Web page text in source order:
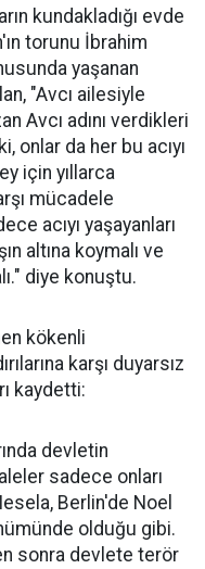
kundakladığı evde
torunu İbrahim
yaşanan
"Avcı ailesiyle
Avcı adını verdikleri
onlar da her bu acıyı
için yıllarca
mücadele
acıyı yaşayanları
altına koymalı ve
diye konuştu.
kökenli
karşı duyarsız
kaydetti:
devletin
sadece onları
Berlin'de Noel
olduğu gibi.
sonra devlete terör